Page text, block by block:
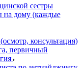
сестры
на дому (каждые
консультация)
первичный